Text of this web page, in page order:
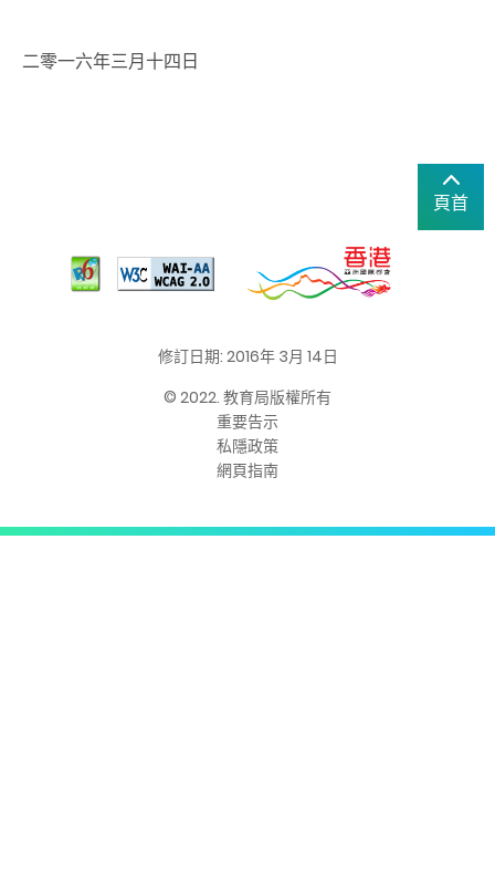
二零一六年三月十四日
頁首
修訂日期: 2016年 3月 14日
© 2022. 教育局版權所有
重要告示
私隱政策
網頁指南